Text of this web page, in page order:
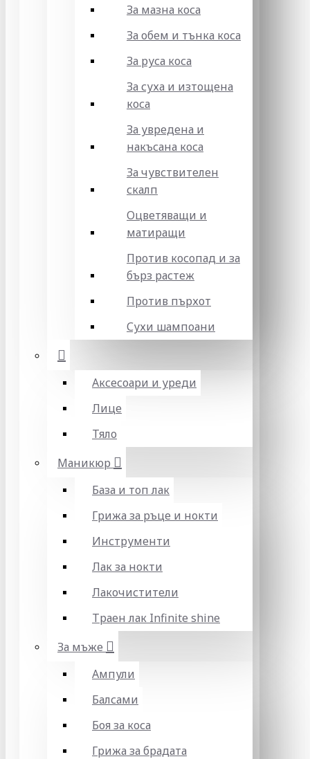
За мазна коса
За обем и тънка коса
За руса коса
За суха и изтощена
коса
За увредена и
накъсана коса
За чувствителен
скалп
Оцветяващи и
матиращи
Против косопад и за
бърз растеж
Против пърхот
Сухи шампоани
Аксесоари и уреди
Лице
Тяло
Маникюр
База и топ лак
Грижа за ръце и нокти
Инструменти
Лак за нокти
Лакочистители
Траен лак Infinite shine
За мъже
Ампули
Балсами
Боя за коса
Грижа за брадата